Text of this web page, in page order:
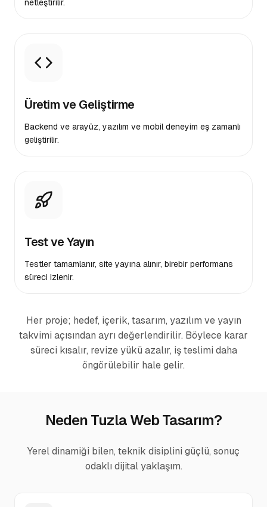
netleştirilir.
Üretim ve Geliştirme
Backend ve arayüz, yazılım ve mobil deneyim eş zamanlı
geliştirilir.
Test ve Yayın
Testler tamamlanır, site yayına alınır, birebir performans
süreci izlenir.
Her proje; hedef, içerik, tasarım, yazılım ve yayın
takvimi açısından ayrı değerlendirilir. Böylece karar
süreci kısalır, revize yükü azalır, iş teslimi daha
öngörülebilir hale gelir.
Neden Tuzla Web Tasarım?
Yerel dinamiği bilen, teknik disiplini güçlü, sonuç
odaklı dijital yaklaşım.